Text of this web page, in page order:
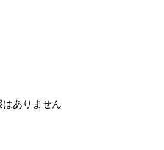
ありません